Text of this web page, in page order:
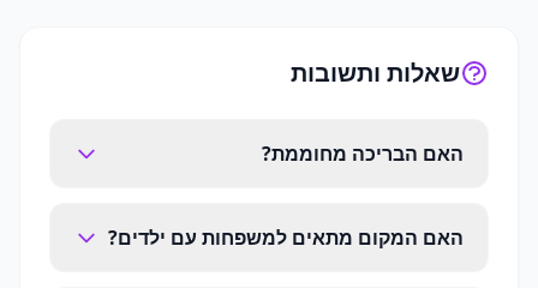
שאלות ותשובות
האם הבריכה מחוממת?
האם המקום מתאים למשפחות עם ילדים?